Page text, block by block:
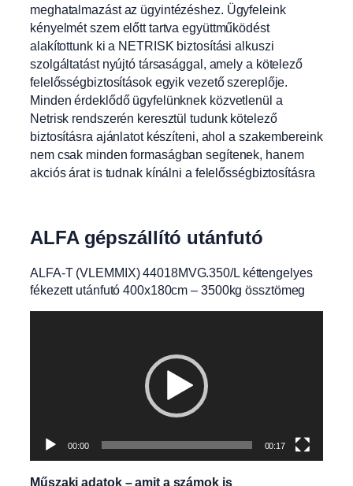
meghatalmazást az ügyintézéshez. Ügyfeleink
kényelmét szem előtt tartva együttműködést
alakítottunk ki a NETRISK biztosítási alkuszi
szolgáltatást nyújtó társasággal, amely a kötelező
felelősségbiztosítások egyik vezető szereplője.
Minden érdeklődő ügyfelünknek közvetlenül a
Netrisk rendszerén keresztül tudunk kötelező
biztosításra ajánlatot készíteni, ahol a szakembereink
nem csak minden formaságban segítenek, hanem
akciós árat is tudnak kínálni a felelősségbiztosításra
ALFA gépszállító utánfutó
ALFA-T (VLEMMIX) 44018MVG.350/L kéttengelyes
fékezett utánfutó 400x180cm – 3500kg össztömeg
00:00 00:17
Műszaki adatok – amit a számok is